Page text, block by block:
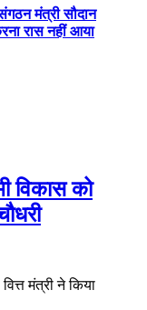
मंत्री सौदान
रास नहीं आया
विकास को
मंत्री ने किया